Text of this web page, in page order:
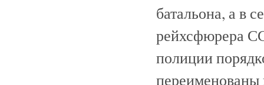
батальона, а в
рейхсфюрера
полиции
переименованы